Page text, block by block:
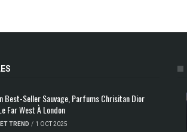
Best-Seller Sauvage, Parfums Chrisitan Dior
Far West À London
TREND / 1 OCT 2025